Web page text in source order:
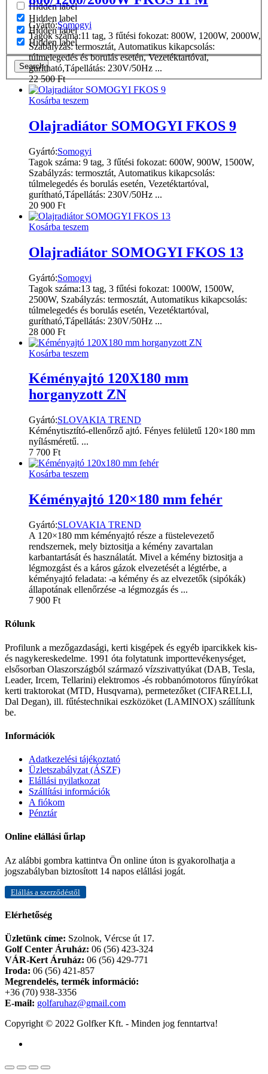
Hidden label
Hidden label
Hidden label
Hidden label
Search
Gyártó:Somogyi
Tagok száma:11 tag, 3 fűtési fokozat: 800W, 1200W, 2000W,
Szabályzás: termosztát, Automatikus kikapcsolás:
túlmelegedés és borulás esetén, Vezetéktartóval,
gurítható,Tápellátás: 230V/50Hz ...
22 500Ft
Kosárba teszem
Olajradiátor SOMOGYI FKOS 9
Gyártó:Somogyi
Tagok száma: 9 tag, 3 fűtési fokozat: 600W, 900W, 1500W,
Szabályzás: termosztát, Automatikus kikapcsolás:
túlmelegedés és borulás esetén, Vezetéktartóval,
gurítható,Tápellátás: 230V/50Hz ...
20 900 Ft
Kosárba teszem
Olajradiátor SOMOGYI FKOS 13
Gyártó:Somogyi
Tagok száma:13 tag, 3 fűtési fokozat: 1000W, 1500W,
2500W, Szabályzás: termosztát, Automatikus kikapcsolás:
túlmelegedés és borulás esetén, Vezetéktartóval,
gurítható,Tápellátás: 230V/50Hz ...
28 000 Ft
Kosárba teszem
Kéményajtó 120X180 mm
horganyzott ZN
Gyártó:SLOVAKIA TREND
Kéménytisztító-ellenőrző ajtó. Fényes felületű 120×180 mm
nyílásméretű. ...
7 700 Ft
Kosárba teszem
Kéményajtó 120×180 mm fehér
Gyártó:SLOVAKIA TREND
A 120×180 mm kéményajtó része a füstelevezető
rendszernek, mely biztositja a kémény zavartalan
karbantartását és használatát. Mivel a kémény biztositja a
légmozgást és a káros gázok elvezetését a légtérbe, a
kéményajtó feladata: -a kémény és az elvezetők (sipókák)
állapotának ellenőrzése -a légmozgás és ...
7 900 Ft
Rólunk
Profilunk a mezőgazdasági, kerti kisgépek és egyéb iparcikkek kis-
és nagykereskedelme. 1991 óta folytatunk importtevékenységet,
elsősorban Olaszországból származó vízszivattyúkat (DAB, Tesla,
Leader, Ircem, Tellarini) elektromos -és robbanómotoros fűnyírókat
kerti traktorokat (MTD, Husqvarna), permetezőket (CIFARELLI,
Dal Degan), ill. fűtéstechnikai eszközöket (LAMINOX) szállítunk
be.
Információk
Adatkezelési tájékoztató
Üzletszabályzat (ÁSZF)
Elállási nyilatkozat
Szállítási információk
A fiókom
Pénztár
Online elállási űrlap
Az alábbi gombra kattintva Ön online úton is gyakorolhatja a
jogszabályban biztosított 14 napos elállási jogát.
Elállás a szerződéstől
Elérhetőség
Üzletünk címe: Szolnok, Vércse út 17.
Golf Center Áruház: 06 (56) 423-324
VÁR-Kert Áruház: 06 (56) 429-771
Iroda: 06 (56) 421-857
Megrendelés, termék információ:
+36 (70) 938-3356
E-mail: golfaruhaz@gmail.com
Copyright © 2022 Golfker Kft. - Minden jog fenntartva!